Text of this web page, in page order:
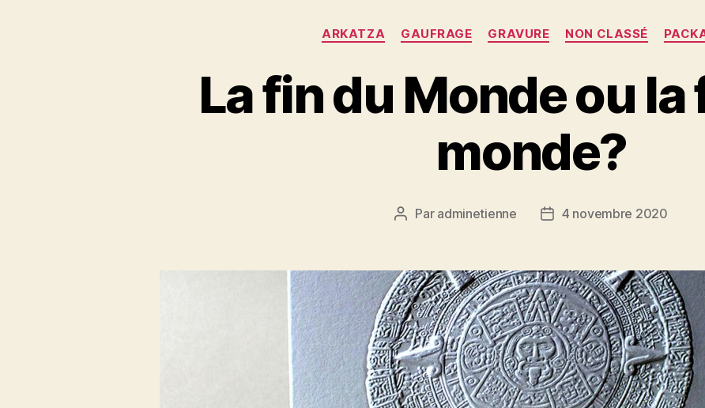
Catégories
ARKATZA GAUFRAGE GRAVURE NON CLASSÉ
La fin du Monde ou la
monde?
Auteur
Par adminetienne
Date4 novembre 2020